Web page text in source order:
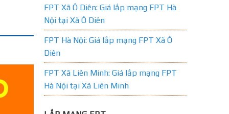
FPT Xã Ô Diên: Giá lắp mạng FPT Hà
Nội tại Xã Ô Diên
FPT Hà Nội: Giá lắp mạng FPT Xã Ô
Diên
FPT Xã Liên Minh: Giá lắp mạng FPT
Hà Nội tại Xã Liên Minh